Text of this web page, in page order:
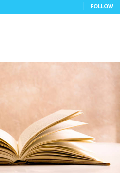
FOLLOW